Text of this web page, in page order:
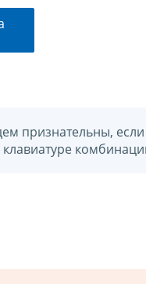
признательны,